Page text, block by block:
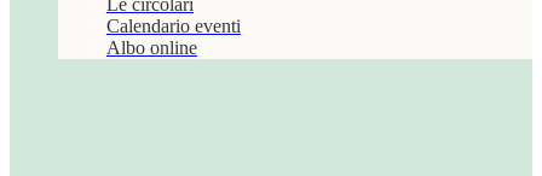
Le circolari
Calendario eventi
Albo online